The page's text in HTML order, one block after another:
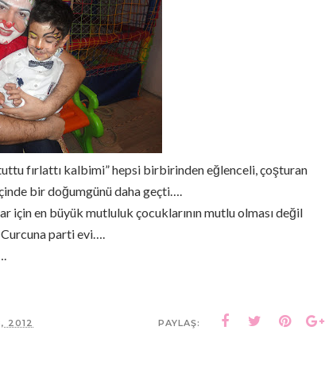
fırlattı kalbimi” hepsi birbirinden eğlenceli, çoşturan
bir doğumgünü daha geçti….
en büyük mutluluk çocuklarının mutlu olması değil
parti evi….
2012 PAYLAŞ: